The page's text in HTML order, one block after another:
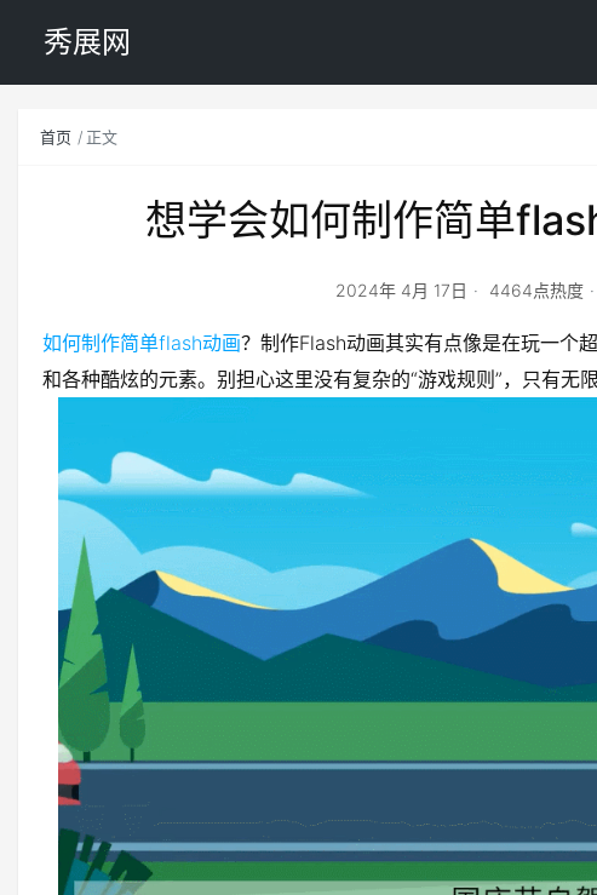
秀展网
首页 正文
想学会如何制作简单
2024年 4月 17日 4464点热度
如何制作简单flash动画？制作Flash动画其实有点像是在玩一个
和各种酷炫的元素。别担心这里没有复杂的“游戏规则”，只有无